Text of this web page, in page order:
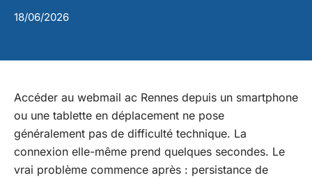
18/06/2026
Accéder au webmail ac Rennes depuis un smartphone
ou une tablette en déplacement ne pose
généralement pas de difficulté technique. La
connexion elle-même prend quelques secondes. Le
vrai problème commence après : persistance de